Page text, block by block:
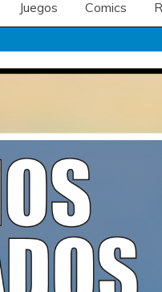
Juegos Comics